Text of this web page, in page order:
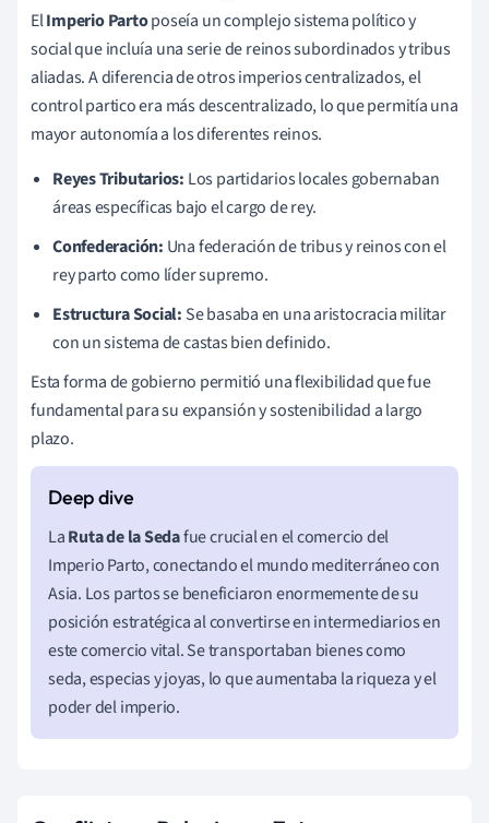
ElImperio Partoposeía un complejo sistema político y
social que incluía una serie de reinos subordinados y tribus
aliadas. A diferencia de otros imperios centralizados, el
control partico era más descentralizado, lo que permitía una
mayor autonomía a los diferentes reinos.
Reyes Tributarios: Los partidarios locales gobernaban
áreas específicas bajo el cargo de rey.
Confederación: Una federación de tribus y reinos con el
rey parto como líder supremo.
Estructura Social: Se basaba en una aristocracia militar
con un sistema de castas bien definido.
Esta forma de gobierno permitió una flexibilidad que fue
fundamental para su expansión y sostenibilidad a largo
plazo.
LaRuta de la Sedafue crucial en el comercio del
Imperio Parto, conectando el mundo mediterráneo con
Asia. Los partos se beneficiaron enormemente de su
posición estratégica al convertirse en intermediarios en
este comercio vital. Se transportaban bienes como
seda, especias y joyas, lo que aumentaba la riqueza y el
poder del imperio.